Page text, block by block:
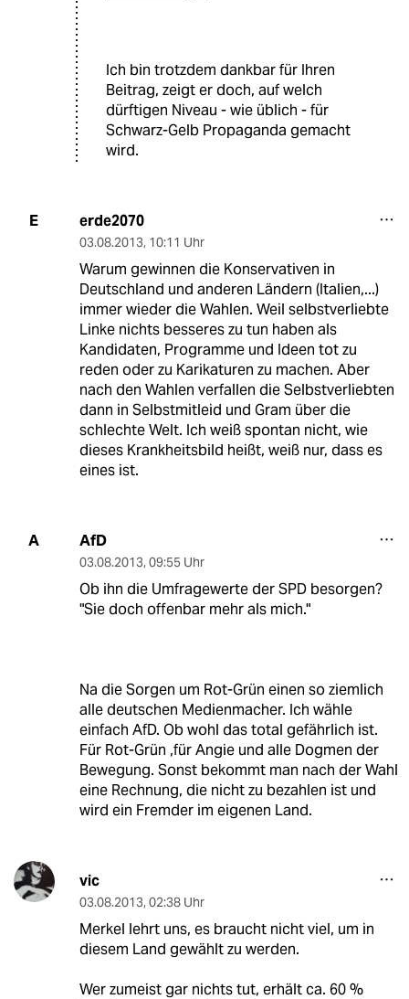
Ich bin trotzdem dankbar für Ihren
Beitrag, zeigt er doch, auf welch
dürftigen Niveau - wie üblich - für
Schwarz-Gelb Propaganda gemacht
wird.
E erde2070
03.08.2013, 10:11 Uhr
Warum gewinnen die Konservativen in
Deutschland und anderen Ländern (Italien,...)
immer wieder die Wahlen. Weil selbstverliebte
Linke nichts besseres zu tun haben als
Kandidaten, Programme und Ideen tot zu
reden oder zu Karikaturen zu machen. Aber
nach den Wahlen verfallen die Selbstverliebten
dann in Selbstmitleid und Gram über die
schlechte Welt. Ich weiß spontan nicht, wie
dieses Krankheitsbild heißt, weiß nur, dass es
eines ist.
A AfD
03.08.2013, 09:55 Uhr
Ob ihn die Umfragewerte der SPD besorgen?
"Sie doch offenbar mehr als mich."
Na die Sorgen um Rot-Grün einen so ziemlich
alle deutschen Medienmacher. Ich wähle
einfach AfD. Ob wohl das total gefährlich ist.
Für Rot-Grün ,für Angie und alle Dogmen der
Bewegung. Sonst bekommt man nach der Wahl
eine Rechnung, die nicht zu bezahlen ist und
wird ein Fremder im eigenen Land.
vic
03.08.2013, 02:38 Uhr
Merkel lehrt uns, es braucht nicht viel, um in
diesem Land gewählt zu werden.
Wer zumeist gar nichts tut, erhält ca. 60 %